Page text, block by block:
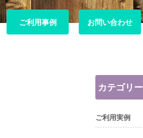
ご利用事例
ご利用事例 お問い合わせ
お問い合わせ
カテゴリー
ご利用実例